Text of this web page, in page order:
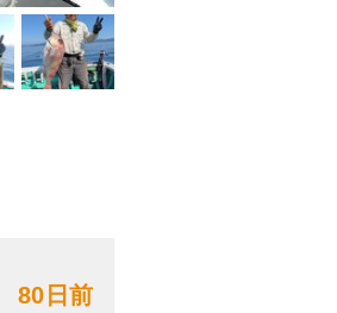
80日前